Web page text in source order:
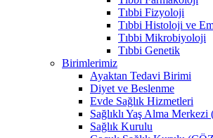
Tıbbi Fizyoloji
Tıbbi Histoloji ve
Tıbbi Mikrobiyoloji
Tıbbi Genetik
Birimlerimiz
Ayaktan Tedavi Birimi
Diyet ve Beslenme
Evde Sağlık Hizmetleri
Sağlıklı Yaş Alma
Sağlık Kurulu